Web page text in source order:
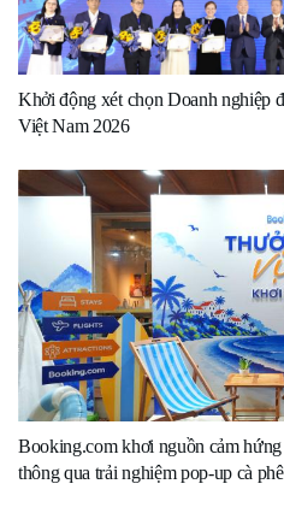
Khởi động xét chọn Doanh nghiệp
Việt Nam 2026
Booking.com khơi nguồn cảm
thông qua trải nghiệm pop-up cà phê